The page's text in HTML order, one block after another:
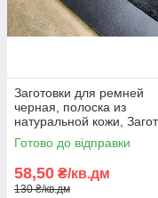
Заготовки для ремней
черная, полоска из
натуральной кожи,
для ременя чорна,
шкіри
Готово до відправки
58,50 ₴/кв.дм
130 ₴/кв.дм